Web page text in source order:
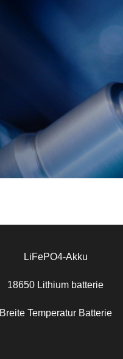
LiFePO4-Akku
18650 Lithium batterie
Breite Temperatur Batterie